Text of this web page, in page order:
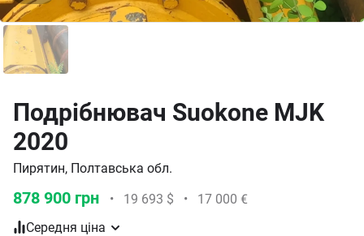
Подрібнювач Suokone MJK
2020
Пирятин, Полтавська обл.
878 900 грн • 19 693 $ •
17 000 €
Середня ціна